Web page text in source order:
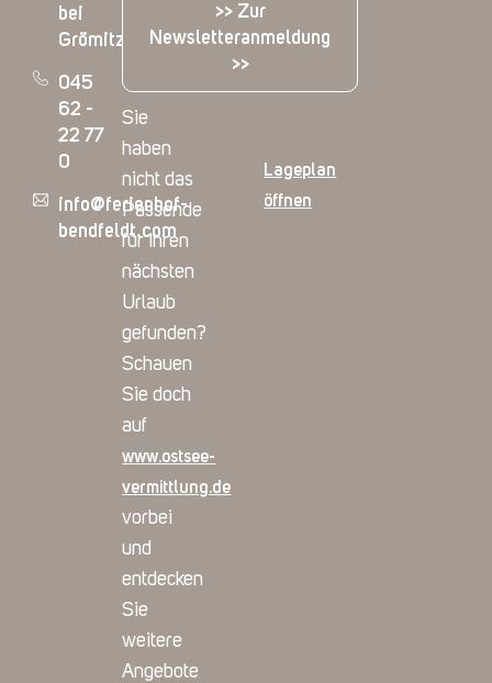
bei
Grömitz
045
62 -
22 77
0
info@ferienhof-
bendfeldt.com
>> Zur
Newsletteranmeldung
>>
Sie
haben
nicht das
Passende
für Ihren
nächsten
Urlaub
gefunden?
Schauen
Sie doch
auf
www.ostsee-
vermittlung.de
vorbei
und
entdecken
Sie
weitere
Angebote
Lageplan
öffnen